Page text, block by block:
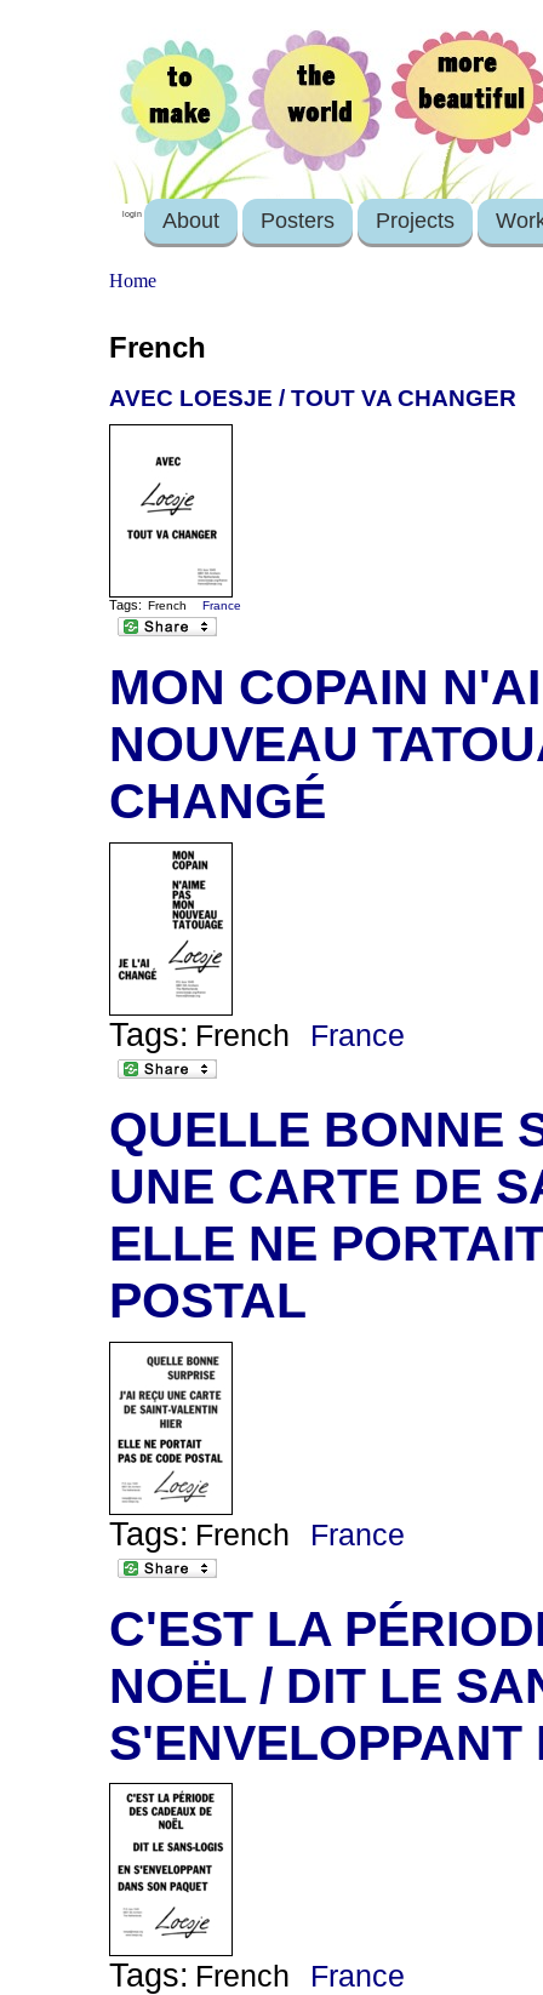
login About Posters Projects
Home
French
AVEC LOESJE / TOUT VA CHANGER
Tags: French France
MON COPAIN
NOUVEAU
CHANGÉ
Tags: French France
QUELLE BONNE
UNE CARTE DE
ELLE NE
POSTAL
Tags: French France
C'EST LA
NOËL / DIT LE
S'ENVELOPPANT
Tags: French France